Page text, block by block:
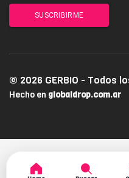
© 2026 GERBIO - Todos
Hecho en globaldrop.com.ar